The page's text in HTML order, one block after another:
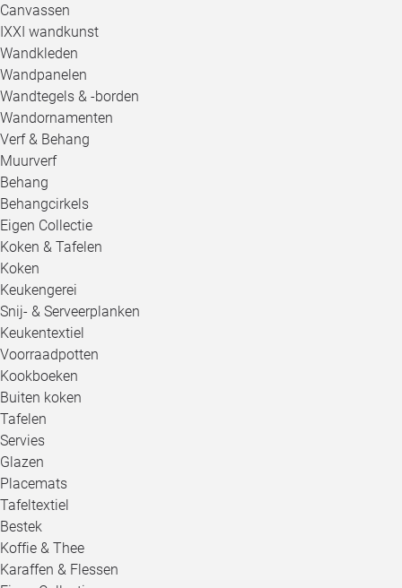
Canvassen
IXXI wandkunst
Wandkleden
Wandpanelen
Wandtegels & -borden
Wandornamenten
Verf & Behang
Muurverf
Behang
Behangcirkels
Eigen Collectie
Koken & Tafelen
Koken
Keukengerei
Snij- & Serveerplanken
Keukentextiel
Voorraadpotten
Kookboeken
Buiten koken
Tafelen
Servies
Glazen
Placemats
Tafeltextiel
Bestek
Koffie & Thee
Karaffen & Flessen